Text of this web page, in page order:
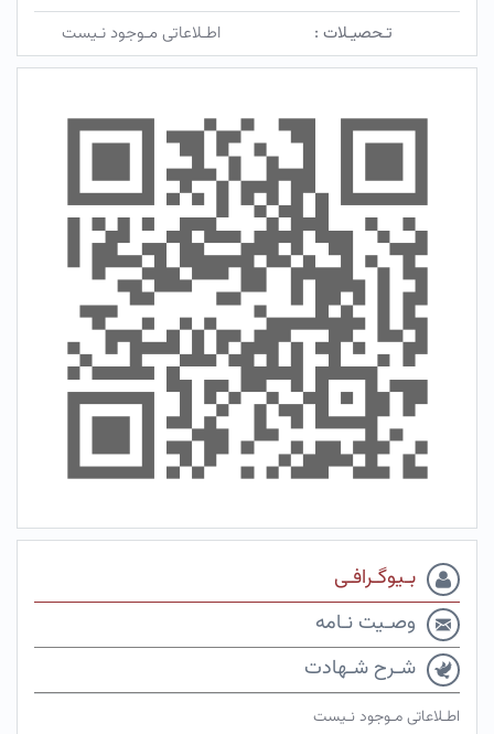
تـحصیـلات :
اطـلاعاتی مـوجود نـیست
بـیوگـرافـی
وصـیت نـامه
شـرح شـهادت
اطـلاعاتی مـوجود نـیست